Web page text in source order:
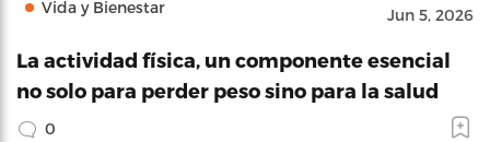
Vida y Bienestar Jun 5, 2026
La actividad física, un componente esencial
no solo para perder peso sino para la salud
0